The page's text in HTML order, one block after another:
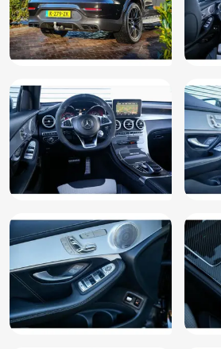
Keramische remmen
Keramische remschijven
Keyless entry
Keyless Go/ Entry
Keyless start
Knie airbag(s)
Kruisend verkeer detectie
LED dagrijverlichting
Lederen bekleding
Lederen interieurdelen
Lederen stuurwiel
LED koplampen adaptief